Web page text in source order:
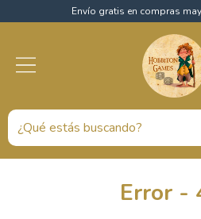
Envío gratis en compras
Error -